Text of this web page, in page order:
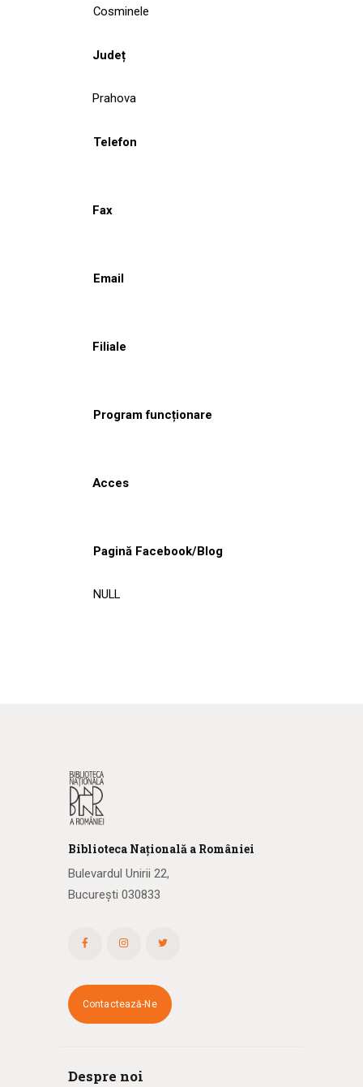
Cosminele
Județ
Prahova
Telefon
Fax
Email
Filiale
Program funcționare
Acces
Pagină Facebook/Blog
NULL
Biblioteca Națională a României
Bulevardul Unirii 22,
București 030833
Contactează-Ne
Despre noi